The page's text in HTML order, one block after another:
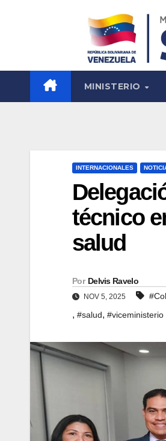
MINISTERIO
INTERNACIONALES
técnico
salud
Por Delvis Ravelo
NOV 5, 2025
, #salud,